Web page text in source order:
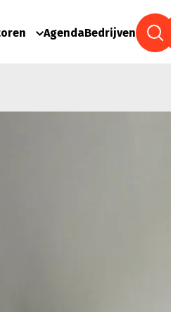
AgendaBedrijven